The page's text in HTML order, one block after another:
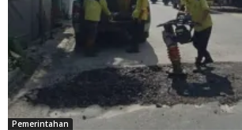
Pemerintahan